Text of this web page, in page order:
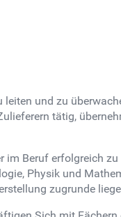
und zu
tätig,
im Beruf erfolgreich
Physik und
zugrunde